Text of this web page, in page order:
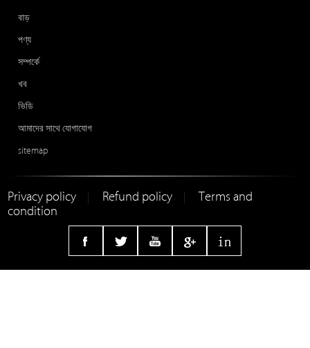
বাড়
পণ্য
সম্পর্কে
খব
ভিডি
আমাদের সাথে যোগাযোগ
sitemap
Privacy policy Refund policy
Terms and
condition